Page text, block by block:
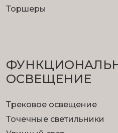
Торшеры
ОСВЕЩЕНИЕ
Трековое освещение
Точечные светильники